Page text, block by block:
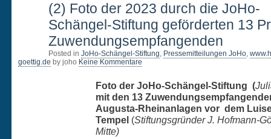
(2) Foto der 2023 durch die JoHo-
Schängel-Stiftung geförderten 13
Zuwendungsempfangenden
Posted in JoHo-Schängel-Stiftung, Pressemitteilungen JoHo,
goettig.de by joho Keine Kommentare
Foto der JoHo-Schängel-Stiftung (
mit den 13
Augusta-Rheinanlagen vor dem
Tempel (Stiftungsgründer J. Hofmann-
Mitte)